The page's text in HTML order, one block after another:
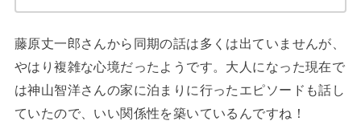
藤原丈一郎さんから同期の話は多くは出ていませんが、
やはり複雑な心境だったようです。大人になった現在で
は神山智洋さんの家に泊まりに行ったエピソードも話し
ていたので、いい関係性を築いているんですね！